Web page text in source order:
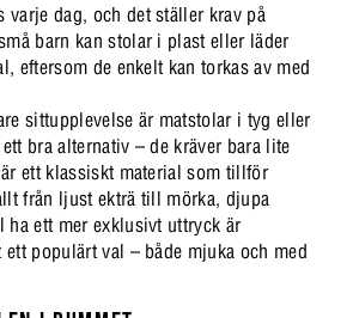
varje dag, och det ställer krav på
barn kan stolar i plast eller läder
eftersom de enkelt kan torkas av med
sittupplevelse är matstolar i tyg eller
bra alternativ – de kräver bara lite
ett klassiskt material som tillför
från ljust ekträ till mörka, djupa
ha ett mer exklusivt uttryck är
ett populärt val – både mjuka och med